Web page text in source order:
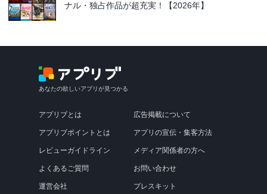
ナル・独占作品が超充実！【2026年】
あなたの欲しいアプリが見つかる
アプリブとは
アプリブポイントとは
レビューガイドライン
よくあるご質問
運営会社
広告掲載について
アプリの宣伝・集客方法
メディア関係者の方へ
お問い合わせ
プレスキット